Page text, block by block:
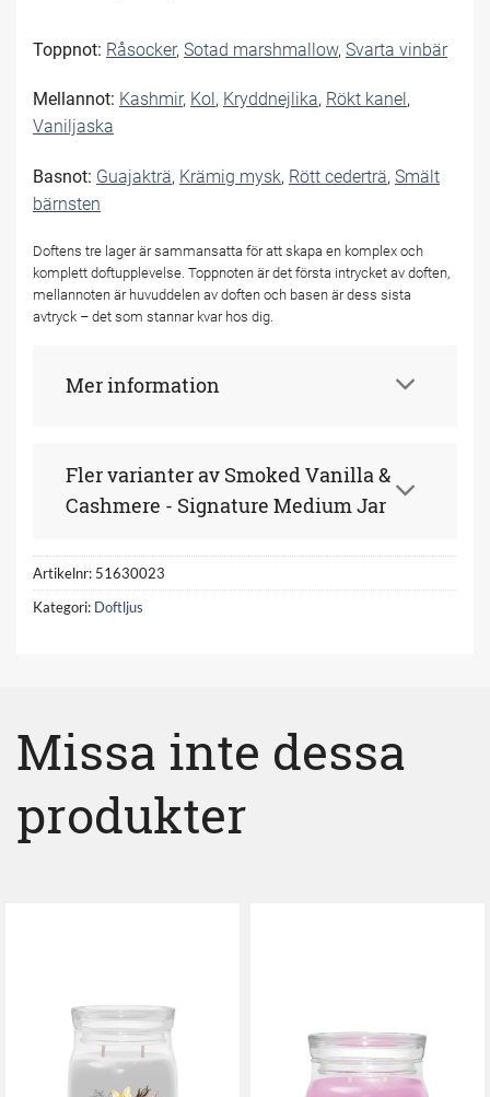
Toppnot: Råsocker, Sotad marshmallow, Svarta vinbär
Mellannot: Kashmir, Kol, Kryddnejlika, Rökt kanel,
Vaniljaska
Basnot: Guajakträ, Krämig mysk, Rött cederträ, Smält
bärnsten
Doftens tre lager är sammansatta för att skapa en komplex och
komplett doftupplevelse. Toppnoten är det första intrycket av doften,
mellannoten är huvuddelen av doften och basen är dess sista
avtryck – det som stannar kvar hos dig.
Mer information
Fler varianter av Smoked Vanilla &
Cashmere - Signature Medium Jar
Artikelnr: 51630023
Kategori: Doftljus
Missa inte dessa
produkter